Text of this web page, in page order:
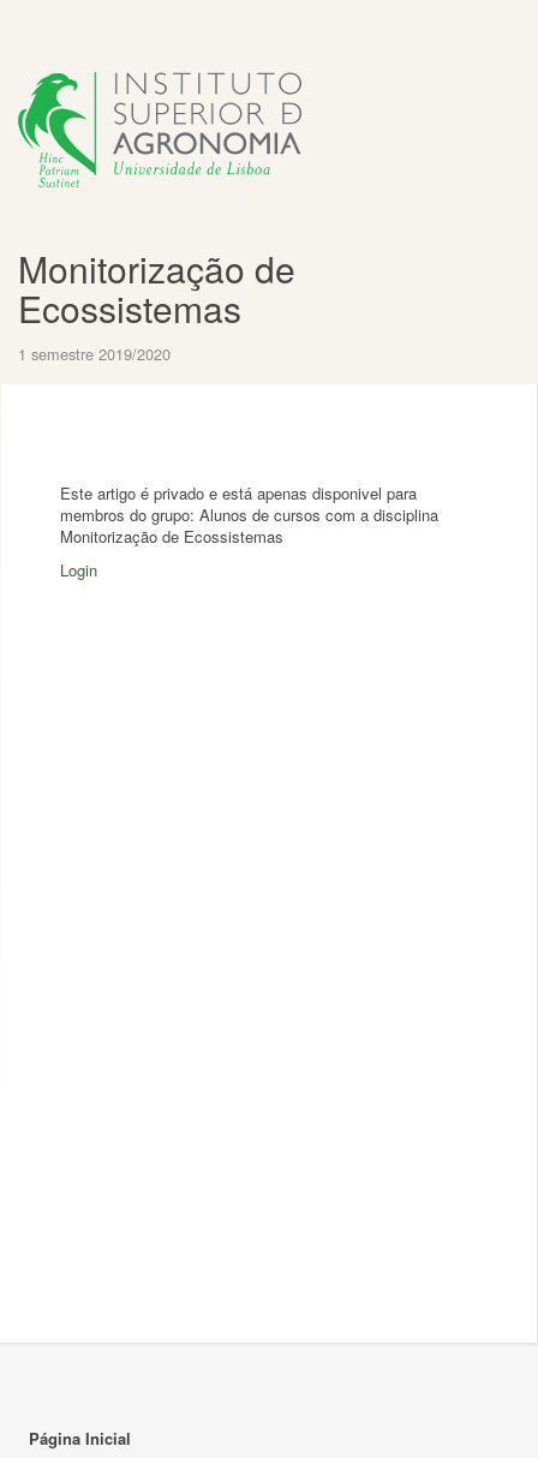
Monitorização de
Ecossistemas
1 semestre 2019/2020
Este artigo é privado e está apenas disponivel para
membros do grupo: Alunos de cursos com a disciplina
Monitorização de Ecossistemas
Login
Página Inicial